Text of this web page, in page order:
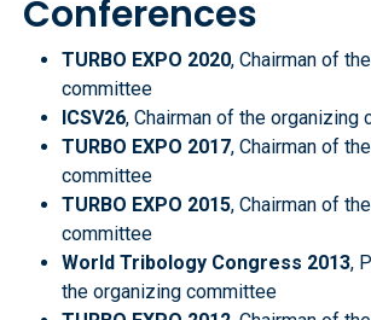
Conferences
TURBO EXPO 2020, Chairman of
committee
ICSV26, Chairman of the organizing
TURBO EXPO 2017, Chairman of
committee
TURBO EXPO 2015, Chairman of
committee
World Tribology Congress 2013,
the organizing committee